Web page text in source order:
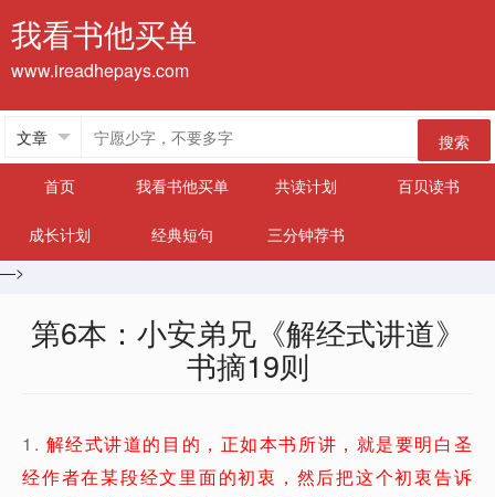
我看书他买单
www.ireadhepays.com
搜索
首页
我看书他买单 共读计划 百贝读书
成长计划 经典短句
三分钟荐书
—>
第6本：小安弟兄《解经式讲道》
书摘19则
1. 解经式讲道的目的，正如本书所讲，就是要明白圣
经作者在某段经文里面的初衷，然后把这个初衷告诉